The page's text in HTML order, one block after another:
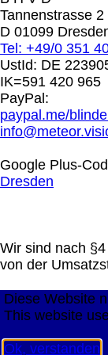
Tannenstrasse 2
D 01099
Tel: +49/0 351
UstId: DE
IK=591 420 965
PayPal:
paypal.me/
Google Plus-
Dresden
Wir sind nach
von der
Die in diesem
technische
letzte
Mit einem
die Anbringung
werden, dass
aller gelinkten
unserer
Die
http://
Seitenanfang
große Anzeige
Diese Website
This website
Ok, verstanden